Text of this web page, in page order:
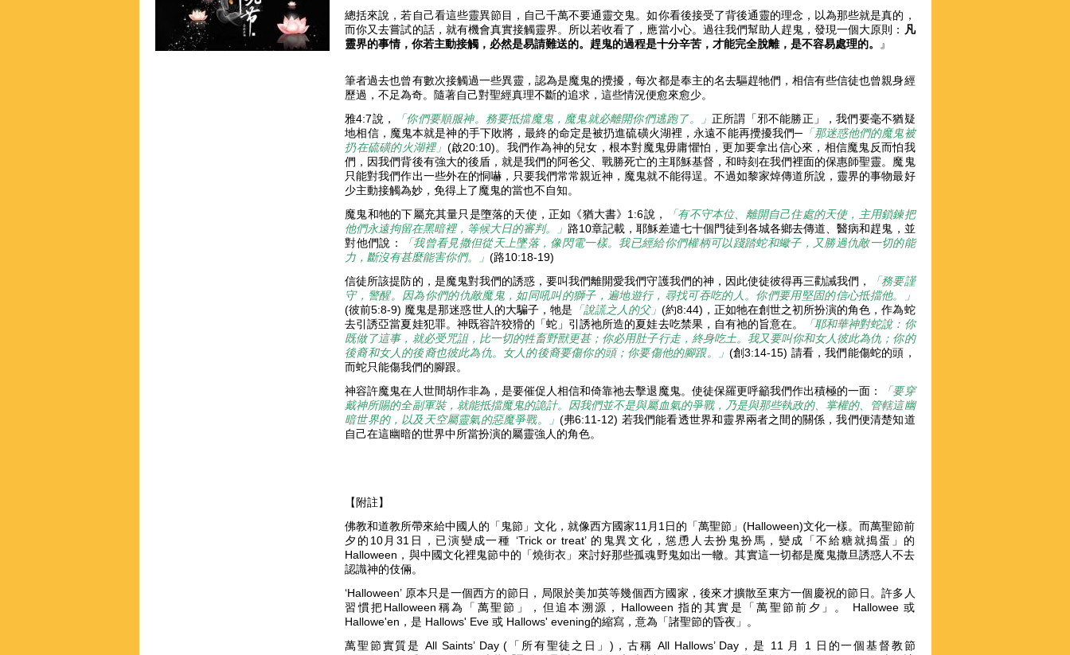
總括來說，若自己看這些靈異節目，自己千萬不要通靈交鬼。如你看後接受了背後通靈的理念，以為那些就是真的，
而你又去嘗試的話，就有機會真實接觸靈界。所以若收看了，應當小心。過往我們幫助人趕鬼，發現一個大原則： 凡
靈界的事情，你若主動接觸，必然是易請難送的。趕鬼的過程是十分辛苦，才能完全脫離，是不容易處理的。
』
筆者過去也曾有數次接觸過一些異靈，認為是魔鬼的攪擾，每次都是奉主的名去驅趕牠們，相信有些信徒也曾親身經
歷過，不足為奇。隨著自己對聖經真理不斷的追求，這些情況便愈來愈少。
雅4:7說，
「你們要順服神。務要抵擋魔鬼，魔鬼就必離開你們逃跑了。」 正所謂「邪不能勝正」，我們要毫不猶疑
地相信，魔鬼本就是神的手下敗將，最終的命定是被扔進硫磺火湖裡，永遠不能再攪擾我們─ 「那迷惑他們的魔鬼被
扔在硫磺的火湖裡」 (啟20:10)。我們作為神的兒女，根本對魔鬼毋庸懼怕，更加要拿出信心來，相信魔鬼反而怕我
們，因我們背後有強大的後盾，就是我們的阿爸父、戰勝死亡的主耶穌基督，和時刻在我們裡面的保惠師聖靈。魔鬼
只能對我們作出一些外在的恫嚇，只要我們常常親近神，魔鬼就不能得逞。不過如黎家焯傳道所說，靈界的事物最好
少主動接觸為妙，免得上了魔鬼的當也不自知。
魔鬼和牠的下屬充其量只是墮落的天使，正如《猶大書》1:6說，
「有不守本位、離開自己住處的天使，主用鎖鍊把
他們永遠拘留在黑暗裡，等候大日的審判。」 路10章記載，耶穌差遣七十個門徒到各城各鄉去傳道、醫病和趕鬼，並
對他們說：
「我曾看見撒但從天上墜落，像閃電一樣。我已經給你們權柄可以踐踏蛇和蠍子，又勝過仇敵一切的能
力，斷沒有甚麼能害你們。
」(路10:18-19)
信徒所該提防的，是魔鬼對我們的誘惑，要叫我們離開愛我們守護我們的神，因此使徒彼得再三勸誡我們，
「務要謹
守，警醒。因為你們的仇敵魔鬼，如同吼叫的獅子，遍地遊行，尋找可吞吃的人。你們要用堅固的信心抵擋他。」
(彼前5:8-9) 魔鬼是那迷惑世人的大騙子，牠是 「說謊之人的父」 (約8:44)，正如牠在創世之初所扮演的角色，作為蛇
去引誘亞當夏娃犯罪。神既容許狡猾的「蛇」引誘祂所造的夏娃去吃禁果，自有祂的旨意在。
「耶和華神對蛇說：你
既做了這事，就必受咒詛，比一切的牲畜野獸更甚；你必用肚子行走，終身吃土。我又要叫你和女人彼此為仇；你的
後裔和女人的後裔也彼此為仇。女人的後裔要傷你的頭；你要傷他的腳跟。
」 (創3:14-15) 請看，我們能傷蛇的頭，
而蛇只能傷我們的腳跟。
神容許魔鬼在人世間胡作非為，是要催促人相信和倚靠祂去擊退魔鬼。使徒保羅更呼籲我們作出積極的一面：
「要穿
戴神所賜的全副軍裝，就能抵擋魔鬼的詭計。因我們並不是與屬血氣的爭戰，乃是與那些執政的、掌權的、管轄這幽
暗世界的，以及天空屬靈氣的惡魔爭戰。」 (弗6:11-12) 若我們能看透世界和靈界兩者之間的關係，我們便清楚知道
自己在這幽暗的世界中所當扮演的屬靈強人的角色。
【附註】
佛教和道教所帶來給中國人的「鬼節」文化，就像西方國家11月1日的「萬聖節」(Halloween)文化一樣。而萬聖節前
夕的10月31日，已演變成一種 ‘Trick or treat’ 的鬼異文化，慫恿人去扮鬼扮馬，變成「不給糖就搗蛋」的
Halloween，與中國文化裡鬼節中的「燒街衣」來討好那些孤魂野鬼如出一轍。其實這一切都是魔鬼撒旦誘惑人不去
認識神的伎倆。
‘Halloween’ 原本只是一個西方的節日，局限於美加英等幾個西方國家，後來才擴散至東方一個慶祝的節日。許多人
習慣把Halloween稱為「萬聖節」，但追本溯源，Halloween 指的其實是「萬聖節前夕」。 Hallowee 或
Hallowe'en，是 Hallows' Eve 或 Hallows' evening的縮寫，意為「諸聖節的昏夜」。
萬聖節實質是 All Saints’ Day (「所有聖徒之日」)，古稱 All Hallows’ Day，是 11 月 1 日的一個基督教節